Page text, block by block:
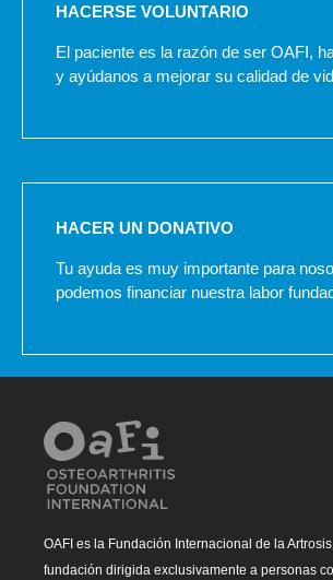
HACERSE VOLUNTARIO
El paciente es la razón de ser OAFI,
y ayúdanos a mejorar su calidad de
HACER UN DONATIVO
Tu ayuda es muy importante para
podemos financiar nuestra labor
OAFI es la Fundación Internacional de la
fundación dirigida exclusivamente a personas